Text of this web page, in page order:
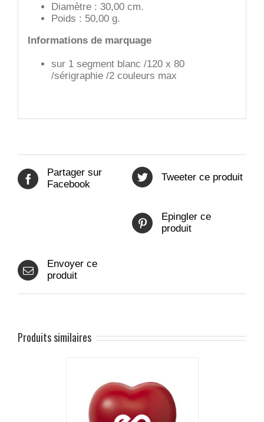
Diamètre : 30,00 cm.
Poids : 50,00 g.
Informations de marquage
sur 1 segment blanc /120 x 80
/sérigraphie /2 couleurs max
Partager sur
Facebook
Tweeter ce produit
Epingler ce
produit
Envoyer ce
produit
Produits similaires